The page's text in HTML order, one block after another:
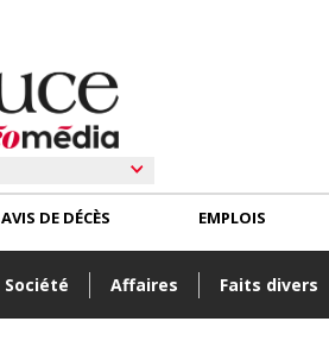
Société Affaires Faits divers
AVIS DE DÉCÈS EMPLOIS